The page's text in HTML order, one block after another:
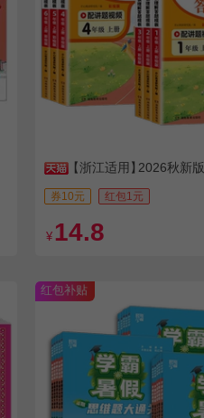
【浙江适用】2026秋新
券10元 红包1元
¥ 14.8
红包补贴